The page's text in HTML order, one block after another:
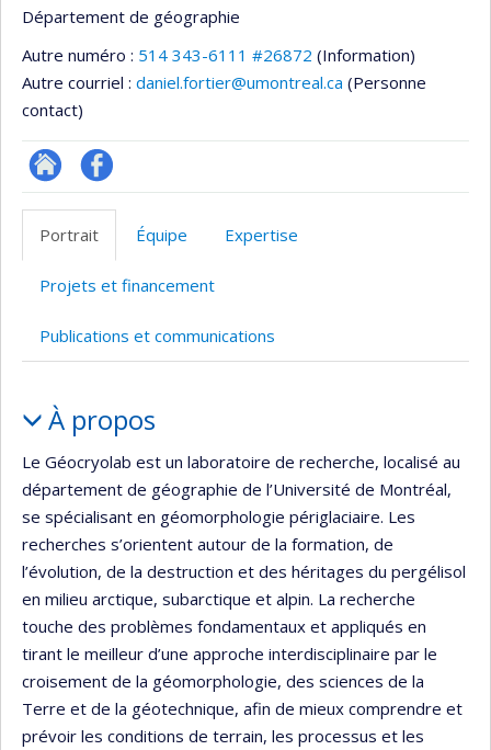
Département de géographie
Autre numéro : 514 343-6111 #26872 (Information)
Autre courriel : daniel.fortier@umontreal.ca (Personne
contact)
Site
l’unité
recherche
Profil
Facebook
Portrait Équipe Expertise
Projets et financement
Publications et communications
Portrait
À propos
Le Géocryolab est un laboratoire de recherche, localisé au
département de géographie de l’Université de Montréal,
se spécialisant en géomorphologie périglaciaire. Les
recherches s’orientent autour de la formation, de
l’évolution, de la destruction et des héritages du pergélisol
en milieu arctique, subarctique et alpin. La recherche
touche des problèmes fondamentaux et appliqués en
tirant le meilleur d’une approche interdisciplinaire par le
croisement de la géomorphologie, des sciences de la
Terre et de la géotechnique, afin de mieux comprendre et
prévoir les conditions de terrain, les processus et les